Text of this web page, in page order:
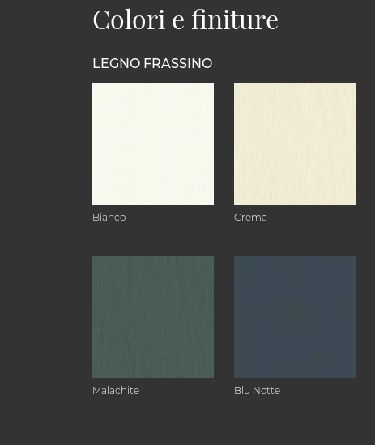
Colori e finiture
LEGNO FRASSINO
Bianco Crema
Malachite Blu Notte